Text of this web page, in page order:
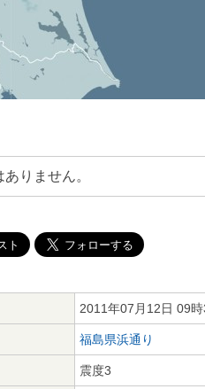
りません。
2011年07月12日 09
福島県浜通り
震度3